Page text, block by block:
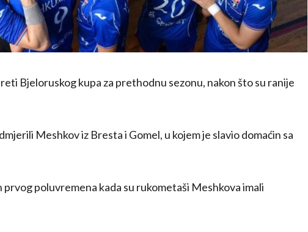
Bjeloruskog kupa za prethodnu sezonu, nakon što su ranije
Meshkov iz Bresta i Gomel, u kojem je slavio domaćin sa
poluvremena kada su rukometaši Meshkova imali